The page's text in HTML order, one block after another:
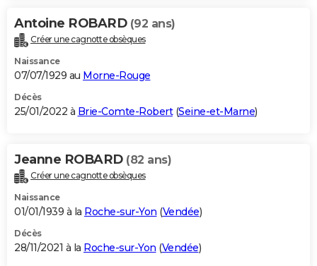
Antoine ROBARD (92 ans)
Créer une cagnotte obsèques
Naissance
07/07/1929 au Morne-Rouge
Décès
25/01/2022 à Brie-Comte-Robert(Seine-et-Marne)
Jeanne ROBARD (82 ans)
Créer une cagnotte obsèques
Naissance
01/01/1939 à la Roche-sur-Yon (Vendée)
Décès
28/11/2021 à la Roche-sur-Yon (Vendée)